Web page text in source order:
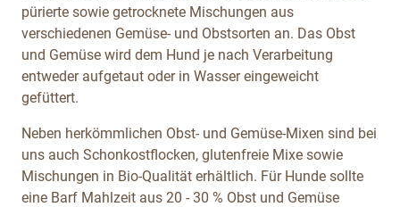
pürierte sowie getrocknete Mischungen aus
verschiedenen Gemüse- und Obstsorten an. Das Obst
und Gemüse wird dem Hund je nach Verarbeitung
entweder aufgetaut oder in Wasser eingeweicht
gefüttert.
Neben herkömmlichen Obst- und Gemüse-Mixen sind bei
uns auch Schonkostflocken, glutenfreie Mixe sowie
Mischungen in Bio-Qualität erhältlich. Für Hunde sollte
eine Barf Mahlzeit aus 20 - 30 % Obst und Gemüse